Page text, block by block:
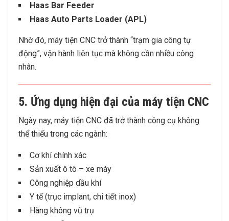
Haas Bar Feeder
Haas Auto Parts Loader (APL)
Nhờ đó, máy tiện CNC trở thành “trạm gia công tự
động”, vận hành liên tục mà không cần nhiều công
nhân.
5. Ứng dụng hiện đại của máy tiện CNC
Ngày nay, máy tiện CNC đã trở thành công cụ không
thể thiếu trong các ngành:
Cơ khí chính xác
Sản xuất ô tô – xe máy
Công nghiệp dầu khí
Y tế (trục implant, chi tiết inox)
Hàng không vũ trụ